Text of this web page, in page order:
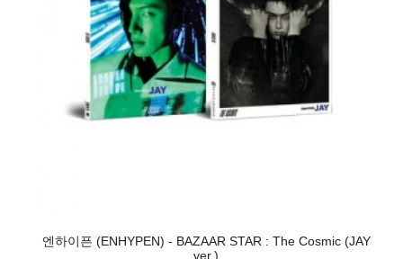
엔하이픈 (ENHYPEN) - BAZAAR STAR : The Cosmic (JAY
ver.)